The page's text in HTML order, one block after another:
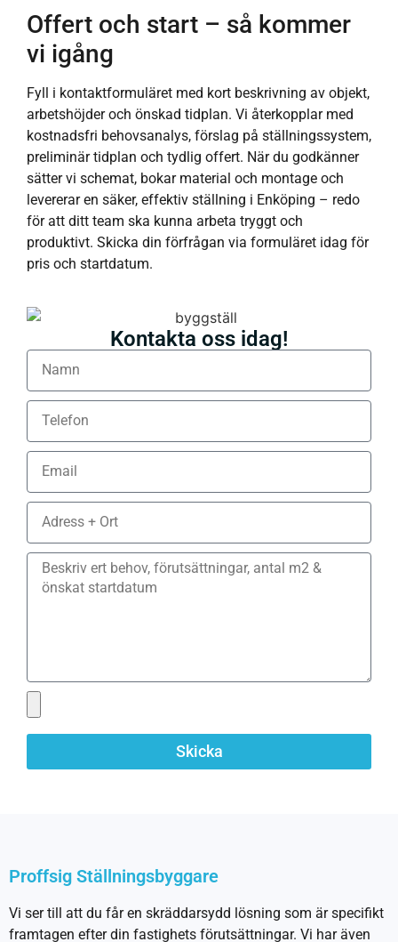
Offert och start – så kommer
vi igång
Fyll i kontaktformuläret med kort beskrivning av objekt,
arbetshöjder och önskad tidplan. Vi återkopplar med
kostnadsfri behovsanalys, förslag på ställningssystem,
preliminär tidplan och tydlig offert. När du godkänner
sätter vi schemat, bokar material och montage och
levererar en säker, effektiv ställning i Enköping – redo
för att ditt team ska kunna arbeta tryggt och
produktivt. Skicka din förfrågan via formuläret idag för
pris och startdatum.
Kontakta oss idag!
Skicka
Proffsig Ställningsbyggare
Vi ser till att du får en skräddarsydd lösning som är specifikt
framtagen efter din fastighets förutsättningar. Vi har även